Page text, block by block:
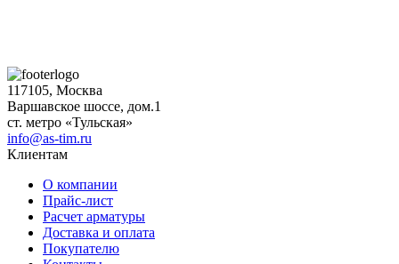
117105, Москва
Варшавское шоссе, дом.1
ст. метро «Тульская»
info@as-tim.ru
Клиентам
О компании
Прайс-лист
Расчет арматуры
Доставка и оплата
Покупателю